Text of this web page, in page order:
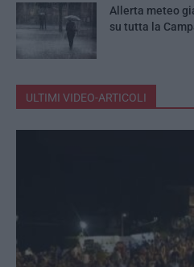
Allerta meteo
su tutta la
ULTIMI VIDEO-ARTICOLI